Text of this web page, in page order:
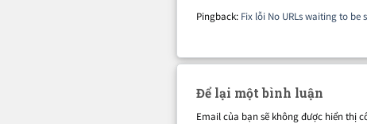
Pingback: Fix lỗi No URLs waiting to be
Để lại một bình luận
Email của bạn sẽ không được hiển thị